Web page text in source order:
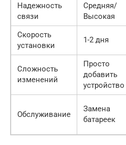
Надежность
связи
Средняя/
Высокая
Скорость
установки
1-2 дня
Сложность
изменений
Просто
добавить
устройство
Обслуживание
Замена
батареек